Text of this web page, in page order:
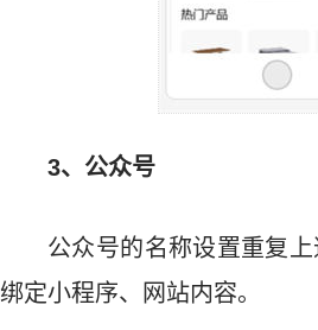
3、公众号
公众号的名称设置重复
绑定小程序、网站内容。